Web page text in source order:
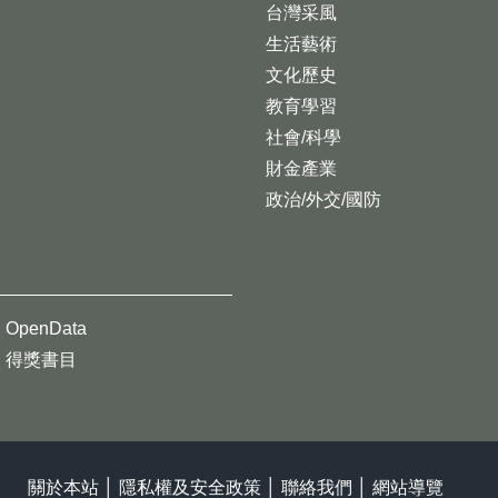
台灣采風
生活藝術
文化歷史
教育學習
社會/科學
財金產業
政治/外交/國防
OpenData
得獎書目
關於本站 隱私權及安全政策 聯絡我們 網站導覽